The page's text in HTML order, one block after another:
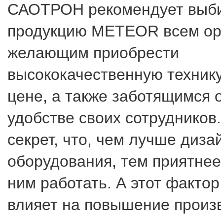
САОТРОН рекомендует
продукцию METEOR всем
желающим приобрести
высококачественную
цене, а также заботящимся
удобстве своих
секрет, что, чем лучше
оборудования, тем
ним работать. А этот
влияет на повышение